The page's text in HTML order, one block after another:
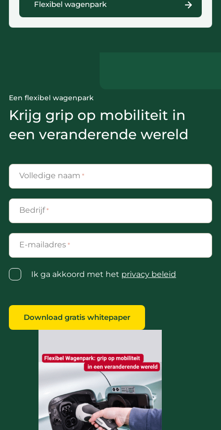
Flexibel wagenpark
Een flexibel wagenpark
Krijg grip op mobiliteit in
een veranderende wereld
Volledige naam *
Bedrijf *
E-mailadres *
PrivacyIk ga akkoord met het privacy beleid
Download gratis whitepaper